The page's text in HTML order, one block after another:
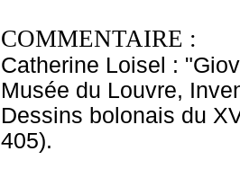
COMMENTAIRE :
Catherine Loisel :
Musée du Louvre,
Dessins bolonais du
405).